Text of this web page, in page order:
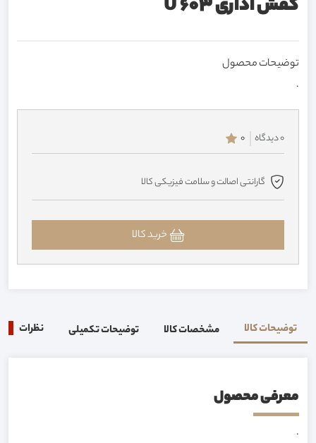
کفش اداری U 603
توضیحات محصول
.
0 دیدگاه 0
گارانتی اصالت و سلامت فیزیکی کالا
خرید کالا
توضیحات کالا مشخصات کالا توضیحات تکمیلی نظرات
معرفی محصول
.